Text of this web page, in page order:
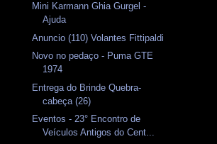
Mini Karmann Ghia Gurgel -
Ajuda
Anuncio (110) Volantes Fittipaldi
Novo no pedaço - Puma GTE
1974
Entrega do Brinde Quebra-
cabeça (26)
Eventos - 23° Encontro de
Veículos Antigos do Cent...